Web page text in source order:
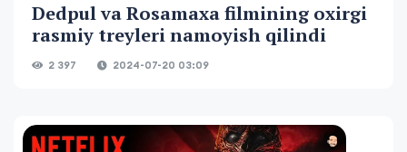
Dedpul va Rosamaxa filmining oxirgi
rasmiy treyleri namoyish qilindi
2 397 2024-07-20 03:09